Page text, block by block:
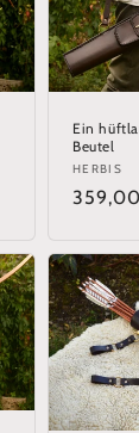
Ein
Beutel
Anbieter:
HERBIS
359,00